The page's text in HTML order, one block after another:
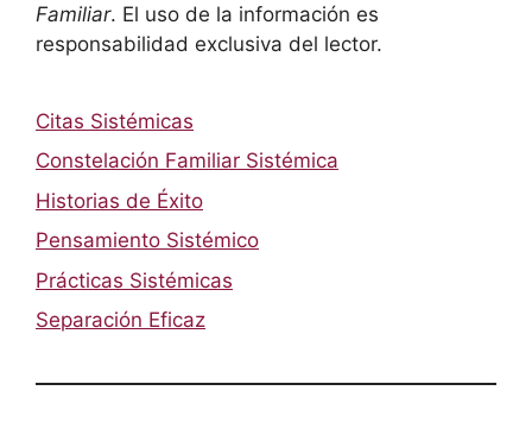
Familiar. El uso de la información es
responsabilidad exclusiva del lector.
Citas Sistémicas
Constelación Familiar Sistémica
Historias de Éxito
Pensamiento Sistémico
Prácticas Sistémicas
Separación Eficaz